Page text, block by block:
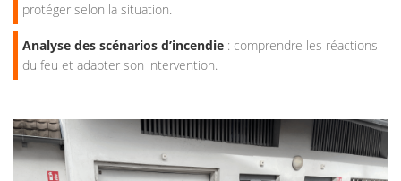
protéger selon la situation.
Analyse des scénarios d’incendie : comprendre les réactions
du feu et adapter son intervention.